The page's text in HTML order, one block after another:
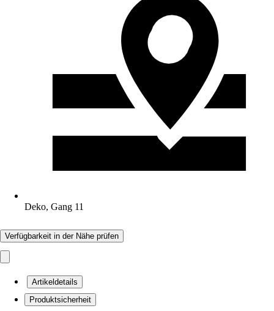
Deko, Gang 11
Verfügbarkeit in der Nähe prüfen
Artikeldetails
Produktsicherheit